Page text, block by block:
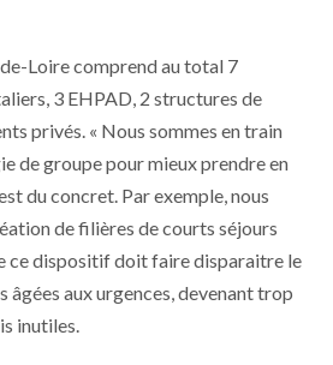
Loire comprend au total 7
3 EHPAD, 2 structures de
privés. « Nous sommes en train
de groupe pour mieux prendre en
du concret. Par exemple, nous
de filières de courts séjours
ce dispositif doit faire disparaitre le
âgées aux urgences, devenant trop
inutiles.